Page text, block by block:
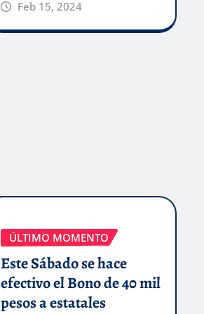
Feb 15, 2024
ÚLTIMO MOMENTO
Este Sábado se hace
efectivo el Bono de 40 mil
pesos a estatales